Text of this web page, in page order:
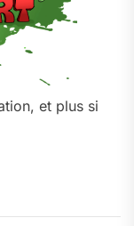
et plus si